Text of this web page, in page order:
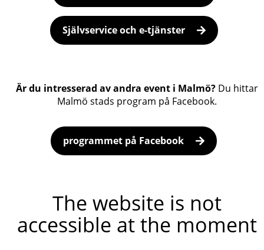
Självservice och e-tjänster
Är du intresserad av andra event i Malmö?Du hittar
Malmö stads program på Facebook.
programmet på Facebook
The website is not
accessible at the moment